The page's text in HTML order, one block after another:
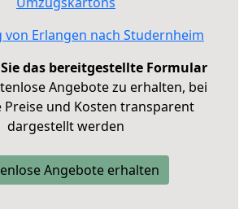
von Erlangen nach Studernheim
das bereitgestellte Formular
Angebote zu erhalten, bei
Preise und Kosten transparent
dargestellt werden
Angebote erhalten